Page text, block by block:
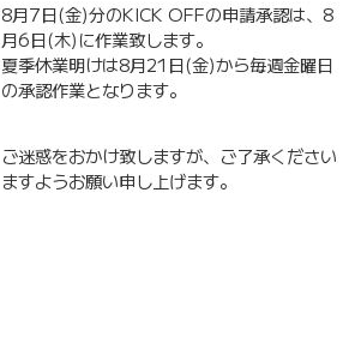
8月7日(金)分のKICK OFFの申請承認は、8
月6日(木)に作業致します。
夏季休業明けは8月21日(金)から毎週金曜日
の承認作業となります。
ご迷惑をおかけ致しますが、ご了承ください
ますようお願い申し上げます。